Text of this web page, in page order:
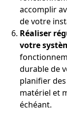
accomplir
de votre
Réaliser
votre
durable de
planifier
matériel et
échéant.